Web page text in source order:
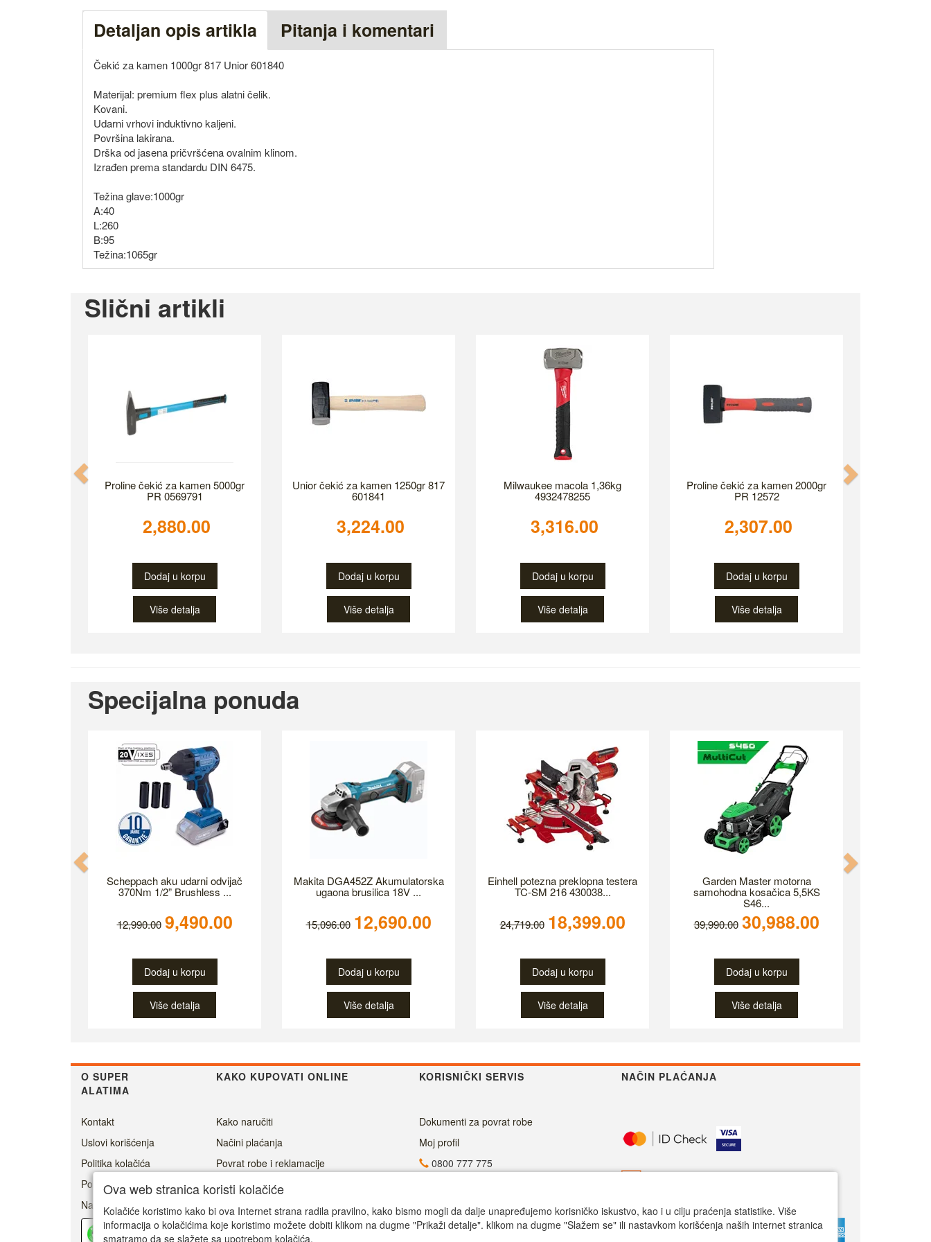
Detaljan opis artikla Pitanja i komentari
Čekić za kamen 1000gr 817 Unior 601840
Materijal: premium flex plus alatni čelik.
Kovani.
Udarni vrhovi induktivno kaljeni.
Površina lakirana.
Drška od jasena pričvršćena ovalnim klinom.
Izrađen prema standardu DIN 6475.
Težina glave:1000gr
A:40
L:260
B:95
Težina:1065gr
Slični artikli
Proline čekić za kamen 5000gr
PR 0569791
2,880.00
Dodaj u korpu
Više detalja
Unior čekić za kamen 1250gr 817
601841
3,224.00
Dodaj u korpu
Više detalja
Milwaukee macola 1,36kg
4932478255
3,316.00
Dodaj u korpu
Više detalja
Proline čekić za kamen 2000gr
PR 12572
2,307.00
Dodaj u korpu
Više detalja
Specijalna ponuda
Scheppach aku udarni odvijač
370Nm 1/2” Brushless ...
12,990.00 9,490.00
Dodaj u korpu
Više detalja
Makita DGA452Z Akumulatorska
ugaona brusilica 18V ...
15,096.00 12,690.00
Dodaj u korpu
Više detalja
Einhell potezna preklopna testera
TC-SM 216 430038...
24,719.00 18,399.00
Dodaj u korpu
Više detalja
Garden Master motorna
samohodna kosačica 5,5KS
S46...
39,990.00 30,988.00
Dodaj u korpu
Više detalja
O SUPER
ALATIMA
KAKO KUPOVATI ONLINE KORISNIČKI SERVIS NAČIN PLAĆANJA
Kontakt
Uslovi korišćenja
Politika kolačića
Politika privatnosti
Naši prijatelji
Pouzdan
0/5
Kako naručiti
Načini plaćanja
Povrat robe i reklamacije
Cenovnik dostave
Ovlašćeni servisi
Kako ostvariti garanciju
Dokumenti za povrat robe
Moj profil
0800 777 775
Radno vreme
Call centar pon-petak 9.00-17.00
Ova web stranica koristi kolačiće
Kolačiće koristimo kako bi ova Internet strana radila pravilno, kako bismo mogli da dalje unapređujemo korisničko iskustvo, kao i u cilju praćenja statistike. Više
informacija o kolačićima koje koristimo možete dobiti klikom na dugme "Prikaži detalje". klikom na dugme "Slažem se" ili nastavkom korišćenja naših internet stranica
smatramo da se slažete sa upotrebom kolačića.